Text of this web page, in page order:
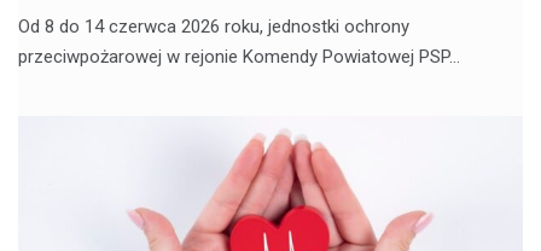
Od 8 do 14 czerwca 2026 roku, jednostki ochrony
przeciwpożarowej w rejonie Komendy Powiatowej PSP…